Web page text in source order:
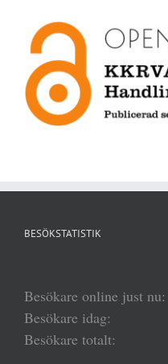
BESÖKSTATISTIK
Besökare online just nu:
Besökare idag:
Besökare totalt: